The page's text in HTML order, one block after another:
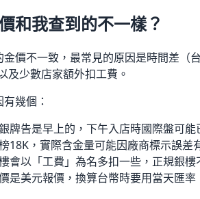
和我查到的不一樣？
價不一致，最常見的原因是時間差（
及少數店家額外扣工費。
幾個：
牌告是早上的，下午入店時國際盤可能
18K，實際含金量可能因廠商標示誤差
會以「工費」為名多扣一些，正規銀樓
是美元報價，換算台幣時要用當天匯